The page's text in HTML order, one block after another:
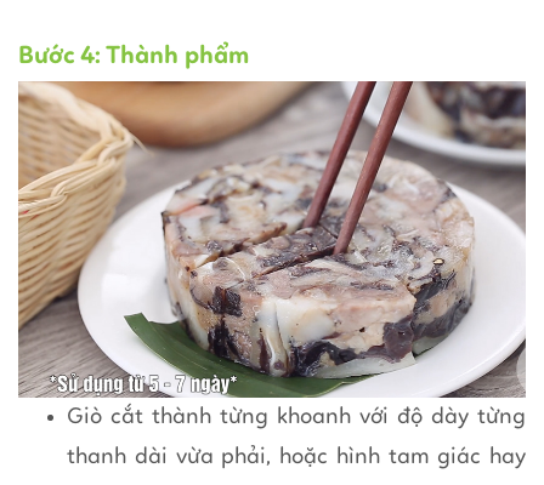
Bước 4: Thành phẩm
Giò cắt thành từng khoanh với độ dày từng
thanh dài vừa phải, hoặc hình tam giác hay